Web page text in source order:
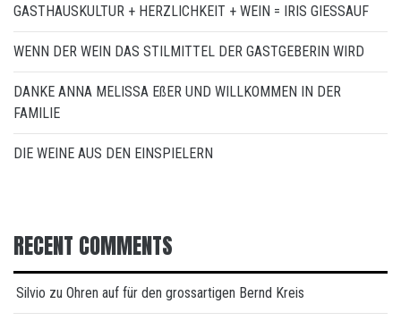
GASTHAUSKULTUR + HERZLICHKEIT + WEIN = IRIS GIESSAUF
WENN DER WEIN DAS STILMITTEL DER GASTGEBERIN WIRD
DANKE ANNA MELISSA EßER UND WILLKOMMEN IN DER
FAMILIE
DIE WEINE AUS DEN EINSPIELERN
RECENT COMMENTS
Silvio zu Ohren auf für den grossartigen Bernd Kreis